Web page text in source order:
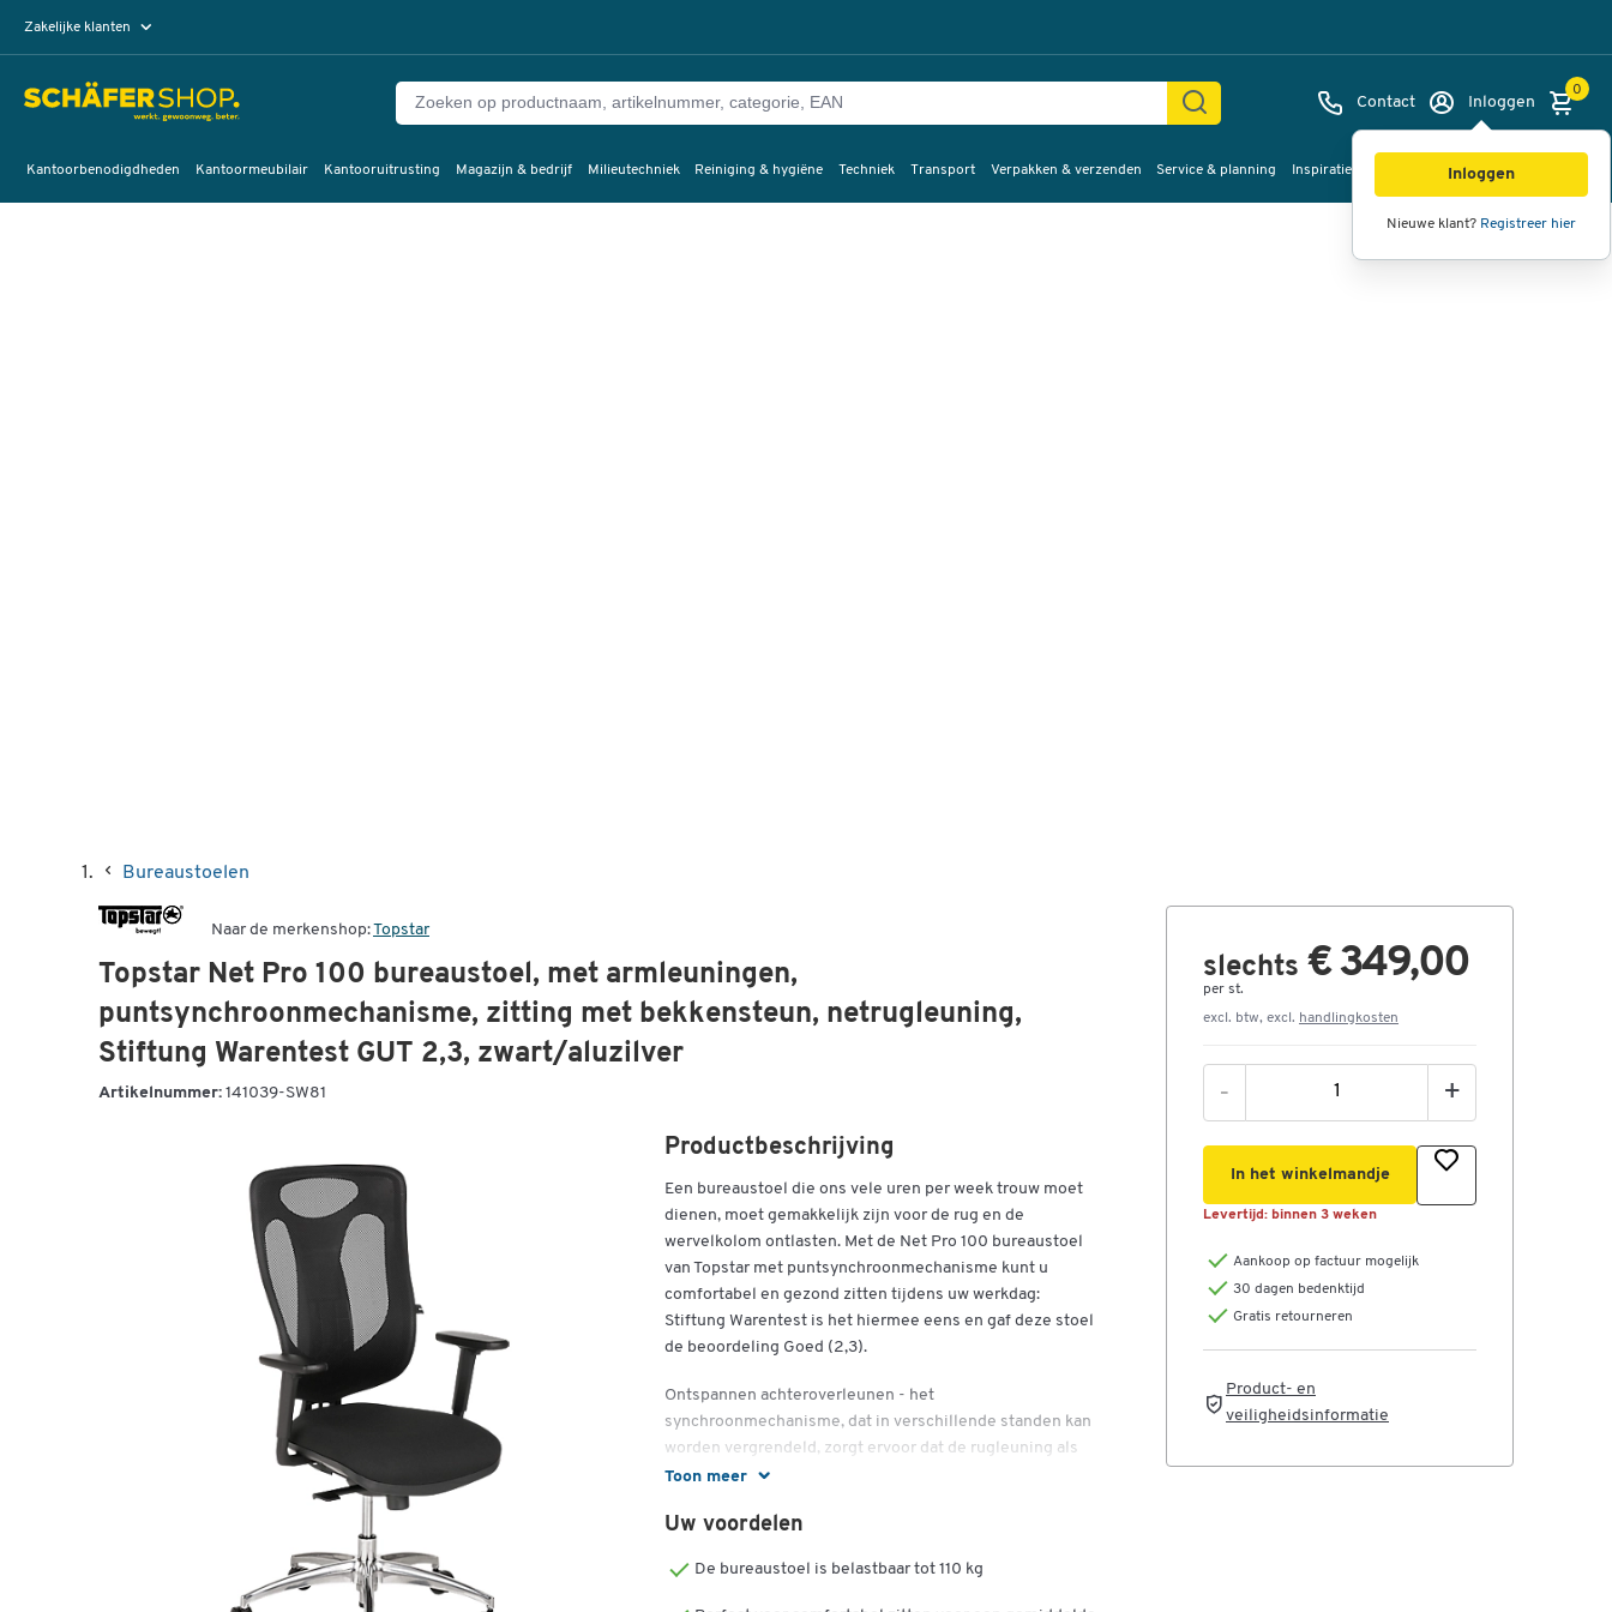
Zakelijke klanten
Contact Inloggen
Inloggen
Nieuwe klant? Registreer hier
0
Kantoorbenodigdheden Kantoormeubilair Kantooruitrusting Magazijn & bedrijf Milieutechniek Reiniging & hygiëne Techniek Transport Verpakken & verzenden Service & planning Inspiratie
Bureaustoelen
Naar de merkenshop:Topstar
Topstar Net Pro 100 bureaustoel, met armleuningen,
puntsynchroonmechanisme, zitting met bekkensteun, netrugleuning,
Stiftung Warentest GUT 2,3, zwart/aluzilver
Artikelnummer: 141039-SW81
Toon meer
Productbeschrijving
Een bureaustoel die ons vele uren per week trouw moet
dienen, moet gemakkelijk zijn voor de rug en de
wervelkolom ontlasten. Met de Net Pro 100 bureaustoel
van Topstar met puntsynchroonmechanisme kunt u
comfortabel en gezond zitten tijdens uw werkdag:
Stiftung Warentest is het hiermee eens en gaf deze stoel
de beoordeling Goed (2,3).
Ontspannen achteroverleunen - het
synchroonmechanisme, dat in verschillende standen kan
worden vergrendeld, zorgt ervoor dat de rugleuning als
eerste meegeeft en dat de zitting ook vanaf een bepaald
ontlast de rug. Met behulp van de veerkrachtverstelling
zithouding en ook aan een dynamischer zitgedrag.
Veerkracht betekent dat je de tegendruk eenvoudig kunt
Uw voordelen
De bureaustoel is belastbaar tot 110 kg
slechts € 349,00
per st.
excl. btw, excl. handlingkosten
- +
In het winkelmandje
Levertijd: binnen 3 weken
Aankoop op factuur mogelijk
30 dagen bedenktijd
Gratis retourneren
Product- en
veiligheidsinformatie
Afbeeldingen Video's
360°
weergave